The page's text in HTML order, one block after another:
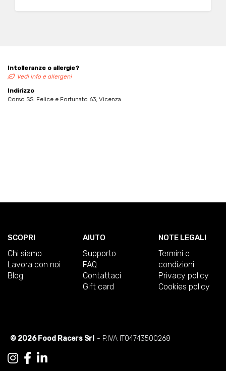
Intolleranze o allergie?
Vedi info e allergeni
Indirizzo
Corso SS. Felice e Fortunato 63, Vicenza
SCOPRI
Chi siamo
Lavora con noi
Blog
AIUTO
Supporto
FAQ
Contattaci
Gift card
NOTE LEGALI
Termini e
condizioni
Privacy policy
Cookies policy
© 2026 Food Racers Srl - P.IVA IT04743500268